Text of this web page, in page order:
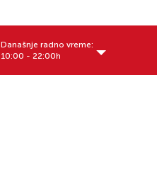
Današnje radno vreme:
10:00 - 22:00h